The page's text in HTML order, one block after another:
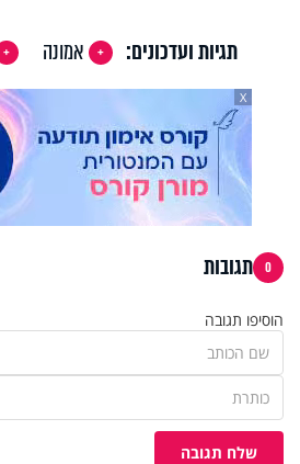
תגיות ועדכונים: אמונה
X
0 תגובות
הוסיפו תגובה
שלח תגובה